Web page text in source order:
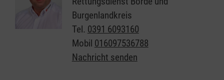
Burgenlandkreis
Tel. 0391 6093160
Mobil 016097536788
Nachricht senden